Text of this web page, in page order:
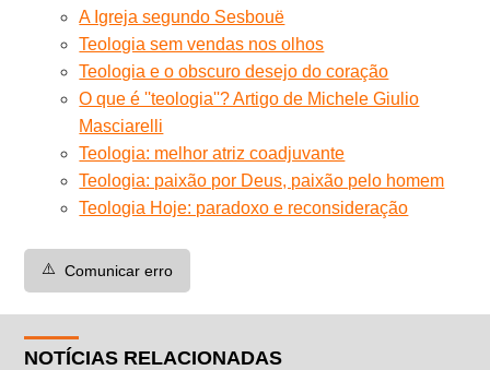
A Igreja segundo Sesbouë
Teologia sem vendas nos olhos
Teologia e o obscuro desejo do coração
O que é ''teologia''? Artigo de Michele Giulio
Masciarelli
Teologia: melhor atriz coadjuvante
Teologia: paixão por Deus, paixão pelo homem
Teologia Hoje: paradoxo e reconsideração
⚠️ Comunicar erro
NOTÍCIAS RELACIONADAS